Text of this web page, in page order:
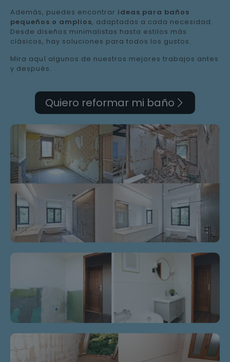
Además, puedes encontrar ideas para baños
pequeños o amplios, adaptadas a cada necesidad.
Desde diseños minimalistas hasta estilos más
clásicos, hay soluciones para todos los gustos.
Mira aquí algunos de nuestros mejores trabajos antes
y después.
Quiero reformar mi baño